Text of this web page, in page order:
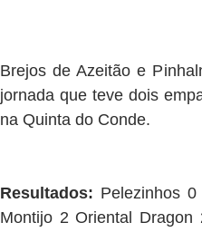
Brejos de Azeitão e P
jornada que tevedois
na Quinta do Conde.
Resultados: Pelezinhos
Montijo 2 Oriental